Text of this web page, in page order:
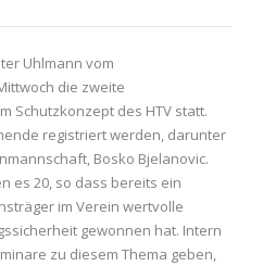
Uhlmann vom
die zweite
Schutzkonzept des HTV statt.
registriert werden, darunter
Bosko Bjelanovic.
es 20, so dass bereits ein
im Verein wertvolle
gewonnen hat. Intern
zu diesem Thema geben,